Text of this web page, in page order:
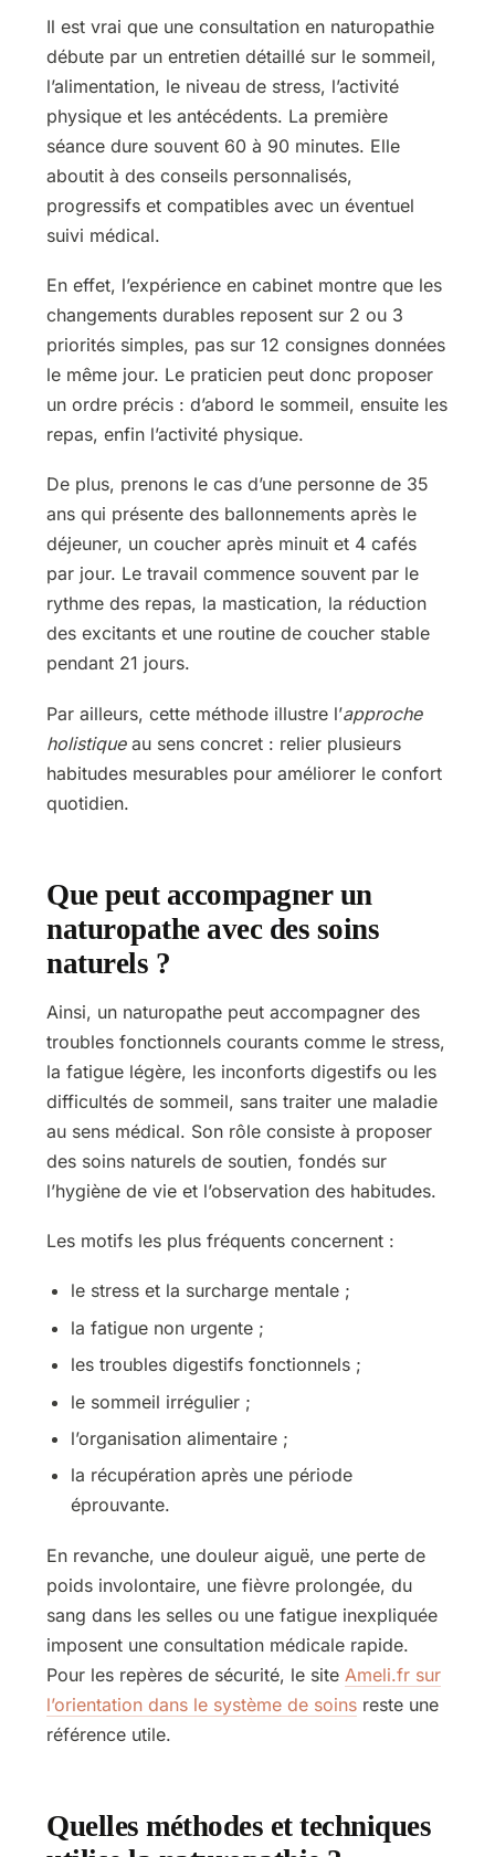
Il est vrai que une consultation en naturopathie
débute par un entretien détaillé sur le sommeil,
l’alimentation, le niveau de stress, l’activité
physique et les antécédents. La première
séance dure souvent 60 à 90 minutes. Elle
aboutit à des conseils personnalisés,
progressifs et compatibles avec un éventuel
suivi médical.
En effet, l’expérience en cabinet montre que les
changements durables reposent sur 2 ou 3
priorités simples, pas sur 12 consignes données
le même jour. Le praticien peut donc proposer
un ordre précis : d’abord le sommeil, ensuite les
repas, enfin l’activité physique.
De plus, prenons le cas d’une personne de 35
ans qui présente des ballonnements après le
déjeuner, un coucher après minuit et 4 cafés
par jour. Le travail commence souvent par le
rythme des repas, la mastication, la réduction
des excitants et une routine de coucher stable
pendant 21 jours.
Par ailleurs, cette méthode illustre l’approche
holistiqueau sens concret : relier plusieurs
habitudes mesurables pour améliorer le confort
quotidien.
Que peut accompagner un
naturopathe avec des soins
naturels ?
Ainsi, un naturopathe peut accompagner des
troubles fonctionnels courants comme le stress,
la fatigue légère, les inconforts digestifs ou les
difficultés de sommeil, sans traiter une maladie
au sens médical. Son rôle consiste à proposer
des soins naturels de soutien, fondés sur
l’hygiène de vie et l’observation des habitudes.
Les motifs les plus fréquents concernent :
le stress et la surcharge mentale ;
la fatigue non urgente ;
les troubles digestifs fonctionnels ;
le sommeil irrégulier ;
l’organisation alimentaire ;
la récupération après une période
éprouvante.
En revanche, une douleur aiguë, une perte de
poids involontaire, une fièvre prolongée, du
sang dans les selles ou une fatigue inexpliquée
imposent une consultation médicale rapide.
Pour les repères de sécurité, le site Ameli.fr sur
l’orientation dans le système de soins reste une
référence utile.
Quelles méthodes et techniques